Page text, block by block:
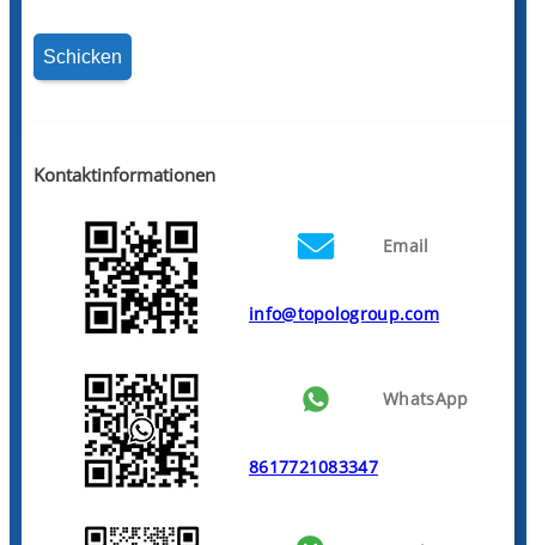
Kontaktinformationen
Email
info@topologroup.com
WhatsApp
8617721083347